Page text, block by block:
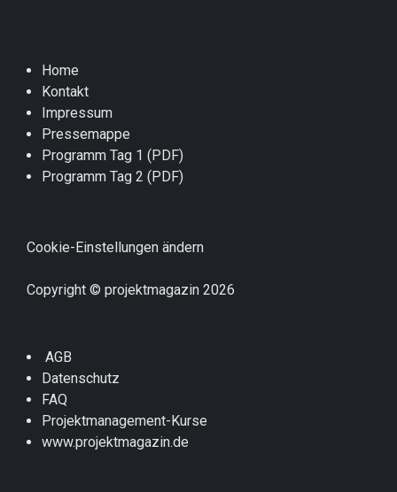
Home
Kontakt
Impressum
Pressemappe
Programm Tag 1 (PDF)
Programm Tag 2 (PDF)
Cookie-Einstellungen ändern
Copyright © projektmagazin 2026
AGB
Datenschutz
FAQ
Projektmanagement-Kurse
www.projektmagazin.de